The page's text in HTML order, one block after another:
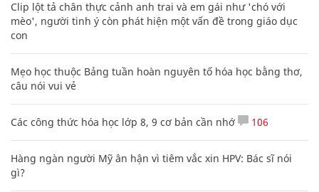
Clip lột tả chân thực cảnh anh trai và em gái như 'chó với
mèo', người tinh ý còn phát hiện một vấn đề trong giáo dục
con
Mẹo học thuộc Bảng tuần hoàn nguyên tố hóa học bằng thơ,
câu nói vui vẻ
Các công thức hóa học lớp 8, 9 cơ bản cần nhớ 106
Hàng ngàn người Mỹ ân hận vì tiêm vắc xin HPV: Bác sĩ nói
gì?